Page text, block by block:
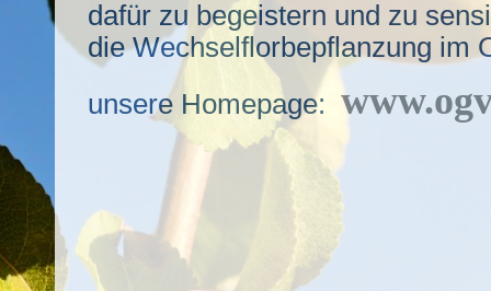
dafür zu begeistern und zu
die Wechselflorbepflanzung im
unsere Homepage: